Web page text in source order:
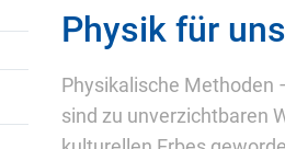
Physik für
Physikalische Methoden
sind zu unverzichtbaren